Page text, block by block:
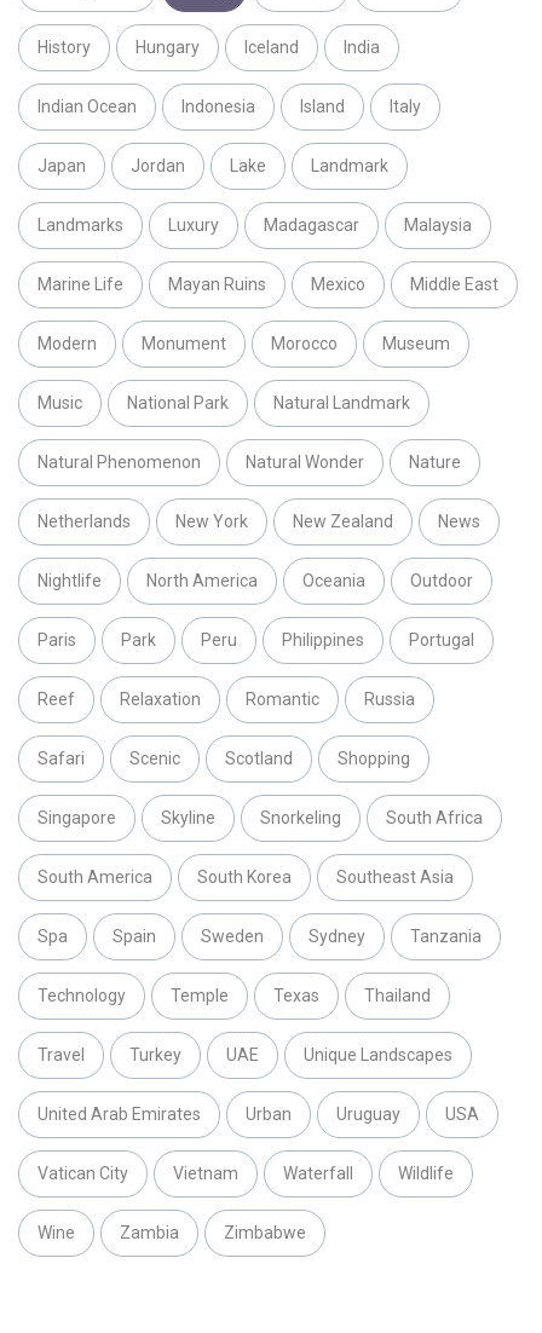
History Hungary Iceland India
Indian Ocean Indonesia Island Italy
Japan Jordan Lake Landmark
Landmarks Luxury Madagascar Malaysia
Marine Life Mayan Ruins Mexico Middle East
Modern Monument Morocco Museum
Music National Park Natural Landmark
Natural Phenomenon Natural Wonder Nature
Netherlands New York New Zealand News
Nightlife North America Oceania Outdoor
Paris Park Peru Philippines Portugal
Reef Relaxation Romantic Russia
Safari Scenic Scotland Shopping
Singapore Skyline Snorkeling South Africa
South America South Korea Southeast Asia
Spa Spain Sweden Sydney Tanzania
Technology Temple Texas Thailand
Travel Turkey UAE Unique Landscapes
United Arab Emirates Urban Uruguay USA
Vatican City Vietnam Waterfall Wildlife
Wine Zambia Zimbabwe